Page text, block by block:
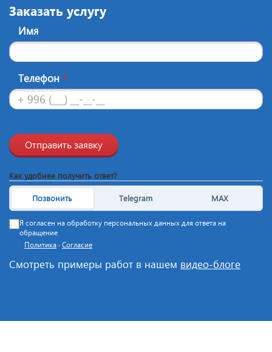
Заказать услугу
Имя
Телефон *
Отправить заявку
Как удобнее получить ответ?
Позвонить Telegram MAX
Я согласен на обработку персональных данных для ответа на
обращение
Политика · Согласие
Смотреть примеры работ в нашем видео-блоге